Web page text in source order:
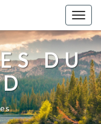
DU